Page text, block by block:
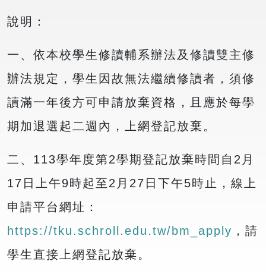
說明：
一、依本校學生修讀輔系辦法及修讀雙主修
辦法規定，學生因故無法繼續修讀者，須修
讀滿一年後方可申請放棄資格，且應於每學
期加退選起二週內，上網登記放棄。
二、113學年度第2學期登記放棄時間自2月
17日上午9時起至2月27日下午5時止，線上
申請平台網址：
https://tku.schroll.edu.tw/bm_apply ，請
學生直接上網登記放棄。